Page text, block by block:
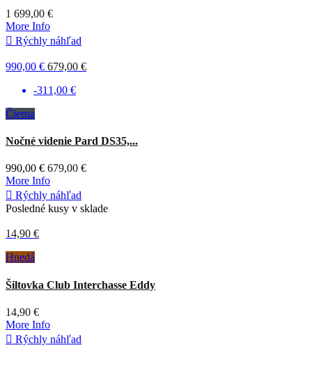
1 699,00 €
More Info
 Rýchly náhľad
990,00 € 679,00 €
-311,00 €
Čierna
Nočné videnie Pard DS35,...
990,00 € 679,00 €
More Info
 Rýchly náhľad
Posledné kusy v sklade
14,90 €
Hnedá
Šiltovka Club Interchasse Eddy
14,90 €
More Info
 Rýchly náhľad